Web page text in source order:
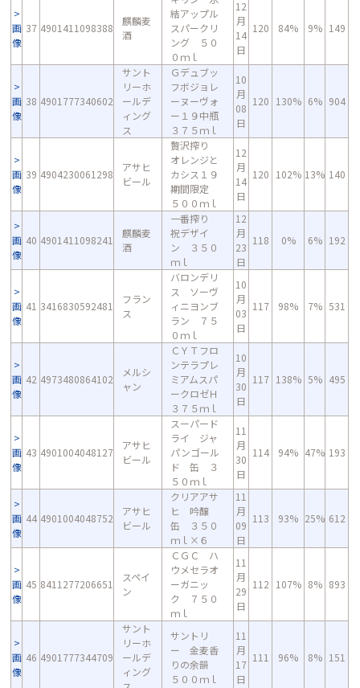
画
像
37 4901411098388
麒麟麦
酒
結アップル
スパークリ
ング ５０
０ｍｌ
12
月
14
日
120 84% 9% 149
画
像
38 4901777340602
サント
リーホ
ールデ
ィング
ス
Ｇデュブッ
フボジョレ
ーヌーヴォ
ー１９中瓶
３７５ｍｌ
10
月
08
日
120 130% 6% 904
画
像
39 4904230061298
アサヒ
ビール
贅沢搾り
オレンジと
カシス１９
期間限定
５００ｍｌ
12
月
14
日
120 102% 13% 140
画
像
40 4901411098241
麒麟麦
酒
一番搾り
祝デザイ
ン ３５０
ｍｌ
12
月
23
日
118 0% 6% 192
画
像
41 3416830592481
フラン
ス
バロンデリ
ス ソーヴ
ィニヨンブ
ラン ７５
０ｍｌ
10
月
03
日
117 98% 7% 531
画
像
42 4973480864102
メルシ
ャン
ＣＹＴフロ
ンテラプレ
ミアムスパ
ークロゼＨ
３７５ｍｌ
10
月
30
日
117 138% 5% 495
画
像
43 4901004048127
アサヒ
ビール
スーパード
ライ ジャ
パンゴール
ド 缶 ３
５０ｍｌ
11
月
30
日
114 94% 47% 193
画
像
44 4901004048752
アサヒ
ビール
クリアアサ
ヒ 吟醸
缶 ３５０
ｍｌ×６
11
月
09
日
113 93% 25% 612
画
像
45 8411277206651
スペイ
ン
ＣＧＣ ハ
ウメセラオ
ーガニッ
ク ７５０
ｍｌ
11
月
29
日
112 107% 8% 893
画
像
46 4901777344709
サント
リーホ
ールデ
ィング
サントリ
ー 金麦香
りの余韻
５００ｍｌ
11
月
17
日
111 96% 8% 151